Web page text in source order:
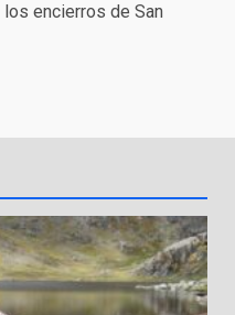
encierros de San